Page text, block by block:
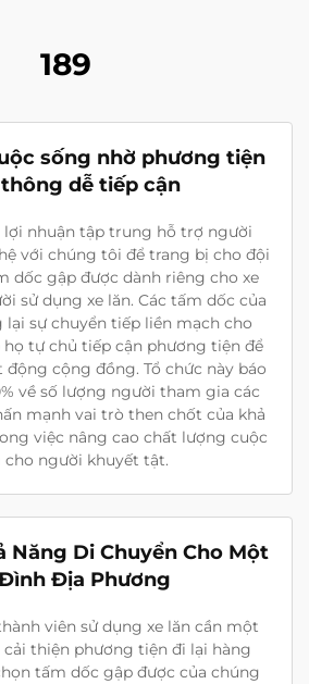
189
sống nhờ phương tiện
dễ tiếp cận
nhuận tập trung hỗ trợ người
với chúng tôi để trang bị cho đội
dốc gập được dành riêng cho xe
sử dụng xe lăn. Các tấm dốc của
sự chuyển tiếp liền mạch cho
tự chủ tiếp cận phương tiện để
cộng đồng. Tổ chức này báo
về số lượng người tham gia các
mạnh vai trò then chốt của khả
việc nâng cao chất lượng cuộc
cho người khuyết tật.
Năng Di Chuyển Cho Một
Địa Phương
viên sử dụng xe lăn cần một
thiện phương tiện đi lại hàng
tấm dốc gập được của chúng